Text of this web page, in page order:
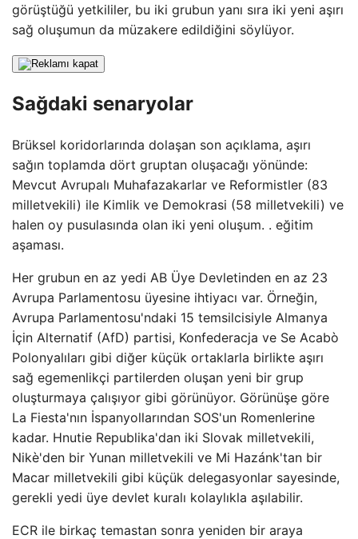
görüştüğü yetkililer, bu iki grubun yanı sıra iki yeni aşırı
sağ oluşumun da müzakere edildiğini söylüyor.
Sağdaki senaryolar
Brüksel koridorlarında dolaşan son açıklama, aşırı
sağın toplamda dört gruptan oluşacağı yönünde:
Mevcut Avrupalı ​​Muhafazakarlar ve Reformistler (83
milletvekili) ile Kimlik ve Demokrasi (58 milletvekili) ve
halen oy pusulasında olan iki yeni oluşum. . eğitim
aşaması.
Her grubun en az yedi AB Üye Devletinden en az 23
Avrupa Parlamentosu üyesine ihtiyacı var. Örneğin,
Avrupa Parlamentosu'ndaki 15 temsilcisiyle Almanya
İçin Alternatif (AfD) partisi, Konfederacja ve Se Acabò
Polonyalıları gibi diğer küçük ortaklarla birlikte aşırı
sağ egemenlikçi partilerden oluşan yeni bir grup
oluşturmaya çalışıyor gibi görünüyor. Görünüşe göre
La Fiesta'nın İspanyollarından SOS'un Romenlerine
kadar. Hnutie Republika'dan iki Slovak milletvekili,
Nikè'den bir Yunan milletvekili ve Mi Hazánk'tan bir
Macar milletvekili gibi küçük delegasyonlar sayesinde,
gerekli yedi üye devlet kuralı kolaylıkla aşılabilir.
ECR ile birkaç temastan sonra yeniden bir araya